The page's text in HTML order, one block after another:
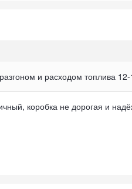
и расходом топлива
коробка не дорогая и